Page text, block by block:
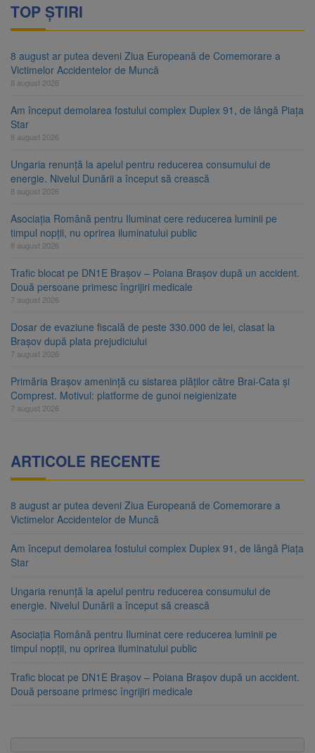
TOP ȘTIRI
8 august ar putea deveni Ziua Europeană de Comemorare a
Victimelor Accidentelor de Muncă
8 august 2026
Am început demolarea fostului complex Duplex 91, de lângă Piața
Star
8 august 2026
Ungaria renunță la apelul pentru reducerea consumului de
energie. Nivelul Dunării a început să crească
8 august 2026
Asociația Română pentru Iluminat cere reducerea luminii pe
timpul nopții, nu oprirea iluminatului public
8 august 2026
Trafic blocat pe DN1E Brașov – Poiana Brașov după un accident.
Două persoane primesc îngrijiri medicale
7 august 2026
Dosar de evaziune fiscală de peste 330.000 de lei, clasat la
Brașov după plata prejudiciului
7 august 2026
Primăria Brașov amenință cu sistarea plăților către Brai-Cata și
Comprest. Motivul: platforme de gunoi neigienizate
7 august 2026
ARTICOLE RECENTE
8 august ar putea deveni Ziua Europeană de Comemorare a
Victimelor Accidentelor de Muncă
Am început demolarea fostului complex Duplex 91, de lângă Piața
Star
Ungaria renunță la apelul pentru reducerea consumului de
energie. Nivelul Dunării a început să crească
Asociația Română pentru Iluminat cere reducerea luminii pe
timpul nopții, nu oprirea iluminatului public
Trafic blocat pe DN1E Brașov – Poiana Brașov după un accident.
Două persoane primesc îngrijiri medicale